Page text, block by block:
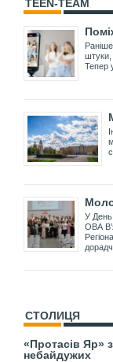
TEEN-TEAM
штуки,
Тепер
У День
ОВА
СТОЛИЦЯ
«Протасів Яр»
небайдужих